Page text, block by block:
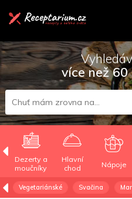
více než
Dezerty a
moučníky
Hlavní
chod
Nápoje
Vegetariánské Svačina